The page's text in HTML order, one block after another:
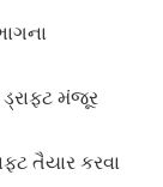
મંજૂર
તૈયાર કરવા